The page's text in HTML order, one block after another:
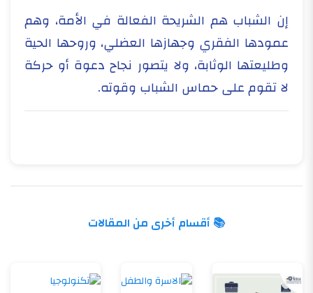
إن الشباب هم الشريحة الفعالة في الأمة، وهم
عمودها الفقري وجهازها العضلي، وروحها الحية
وطليعتها الوثابة، ولا يتصور نجاح دعوة أو حركة
لا تقوم على حماس الشباب وقوته.
📚 أقسام أخرى من المقالات